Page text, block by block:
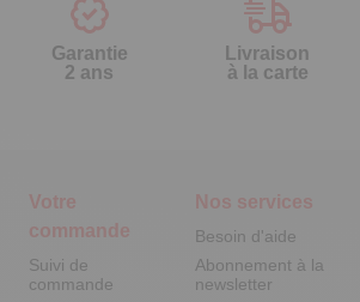
Garantie
2 ans
Livraison
à la carte
Votre
commande
Suivi de
commande
Nos services
Besoin d'aide
Abonnement à la
newsletter